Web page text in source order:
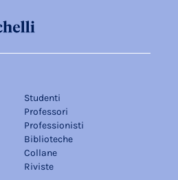
Studenti
Professori
Professionisti
Biblioteche
Collane
Riviste